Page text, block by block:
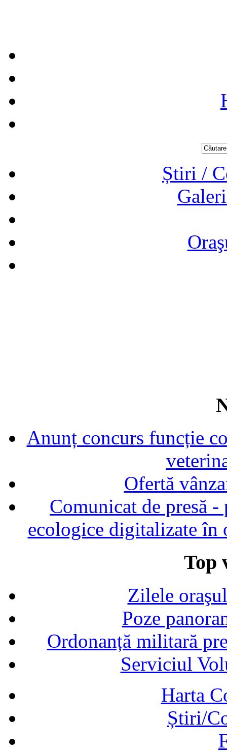
Știri /
Anunț concurs funcție
Ofertă
Comunicat de presă
ecologice digitalizate în
Top
Zilele
Poze
Ordonanță militară
Serviciul
Harta
Știri/